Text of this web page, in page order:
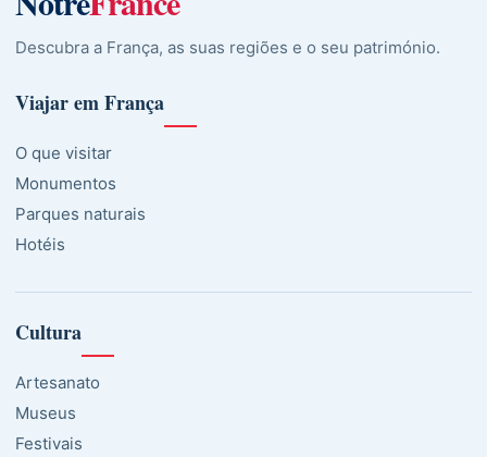
Descubra a França, as suas regiões e o seu património.
Viajar em França
O que visitar
Monumentos
Parques naturais
Hotéis
Cultura
Artesanato
Museus
Festivais